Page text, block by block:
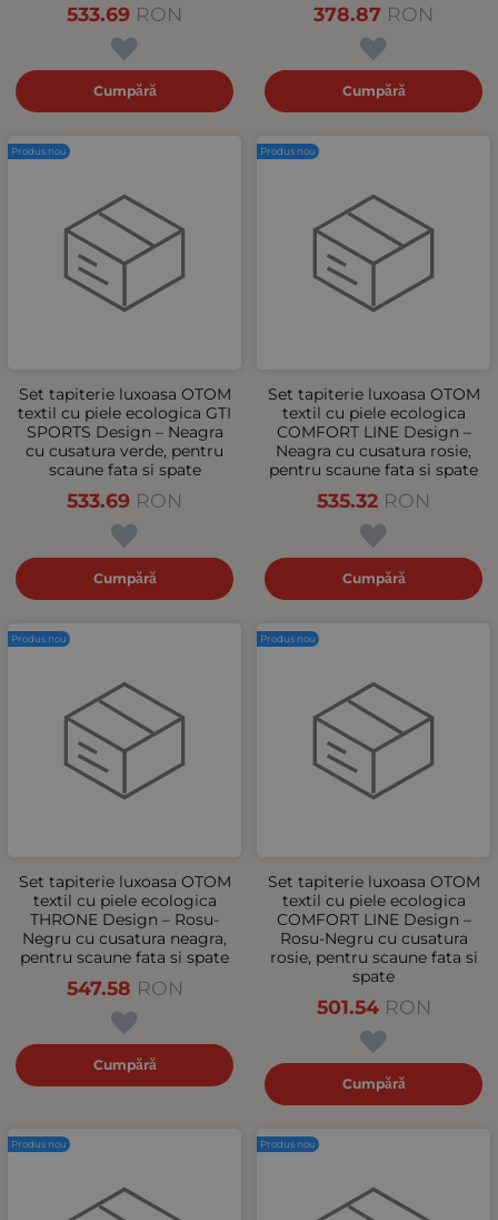
533.69 RON
Cumpără
378.87 RON
Cumpără
Set tapiterie luxoasa OTOM
textil cu piele ecologica GTI
SPORTS Design – Neagra
cu cusatura verde, pentru
scaune fata si spate
533.69 RON
Cumpără
Produs nou
Set tapiterie luxoasa OTOM
textil cu piele ecologica
COMFORT LINE Design –
Neagra cu cusatura rosie,
pentru scaune fata si spate
535.32 RON
Cumpără
Produs nou
Set tapiterie luxoasa OTOM
textil cu piele ecologica
THRONE Design – Rosu-
Negru cu cusatura neagra,
pentru scaune fata si spate
547.58 RON
Cumpără
Produs nou
Set tapiterie luxoasa OTOM
textil cu piele ecologica
COMFORT LINE Design –
Rosu-Negru cu cusatura
rosie, pentru scaune fata si
spate
501.54 RON
Cumpără
Produs nou
Produs nou Produs nou